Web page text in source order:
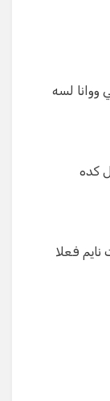
ووانا لسه
كده
فعلا